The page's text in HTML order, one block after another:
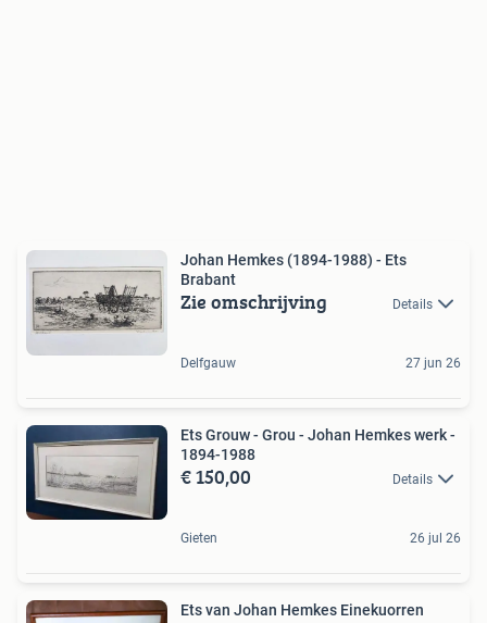
Johan Hemkes (1894-1988) - Ets
Brabant
Zie omschrijving Details
Delfgauw 27 jun 26
Ets Grouw - Grou - Johan Hemkes werk -
1894-1988
€ 150,00 Details
Gieten 26 jul 26
Ets van Johan Hemkes Einekuorren